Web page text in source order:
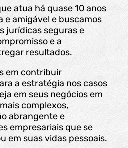
atua há quase 10 anos
e amigável e buscamos
jurídicas seguras e
e a
resultados.
em contribuir
a estratégia nos casos
em seus negócios em
complexos,
abrangente e
empresariais que se
em suas vidas pessoais.